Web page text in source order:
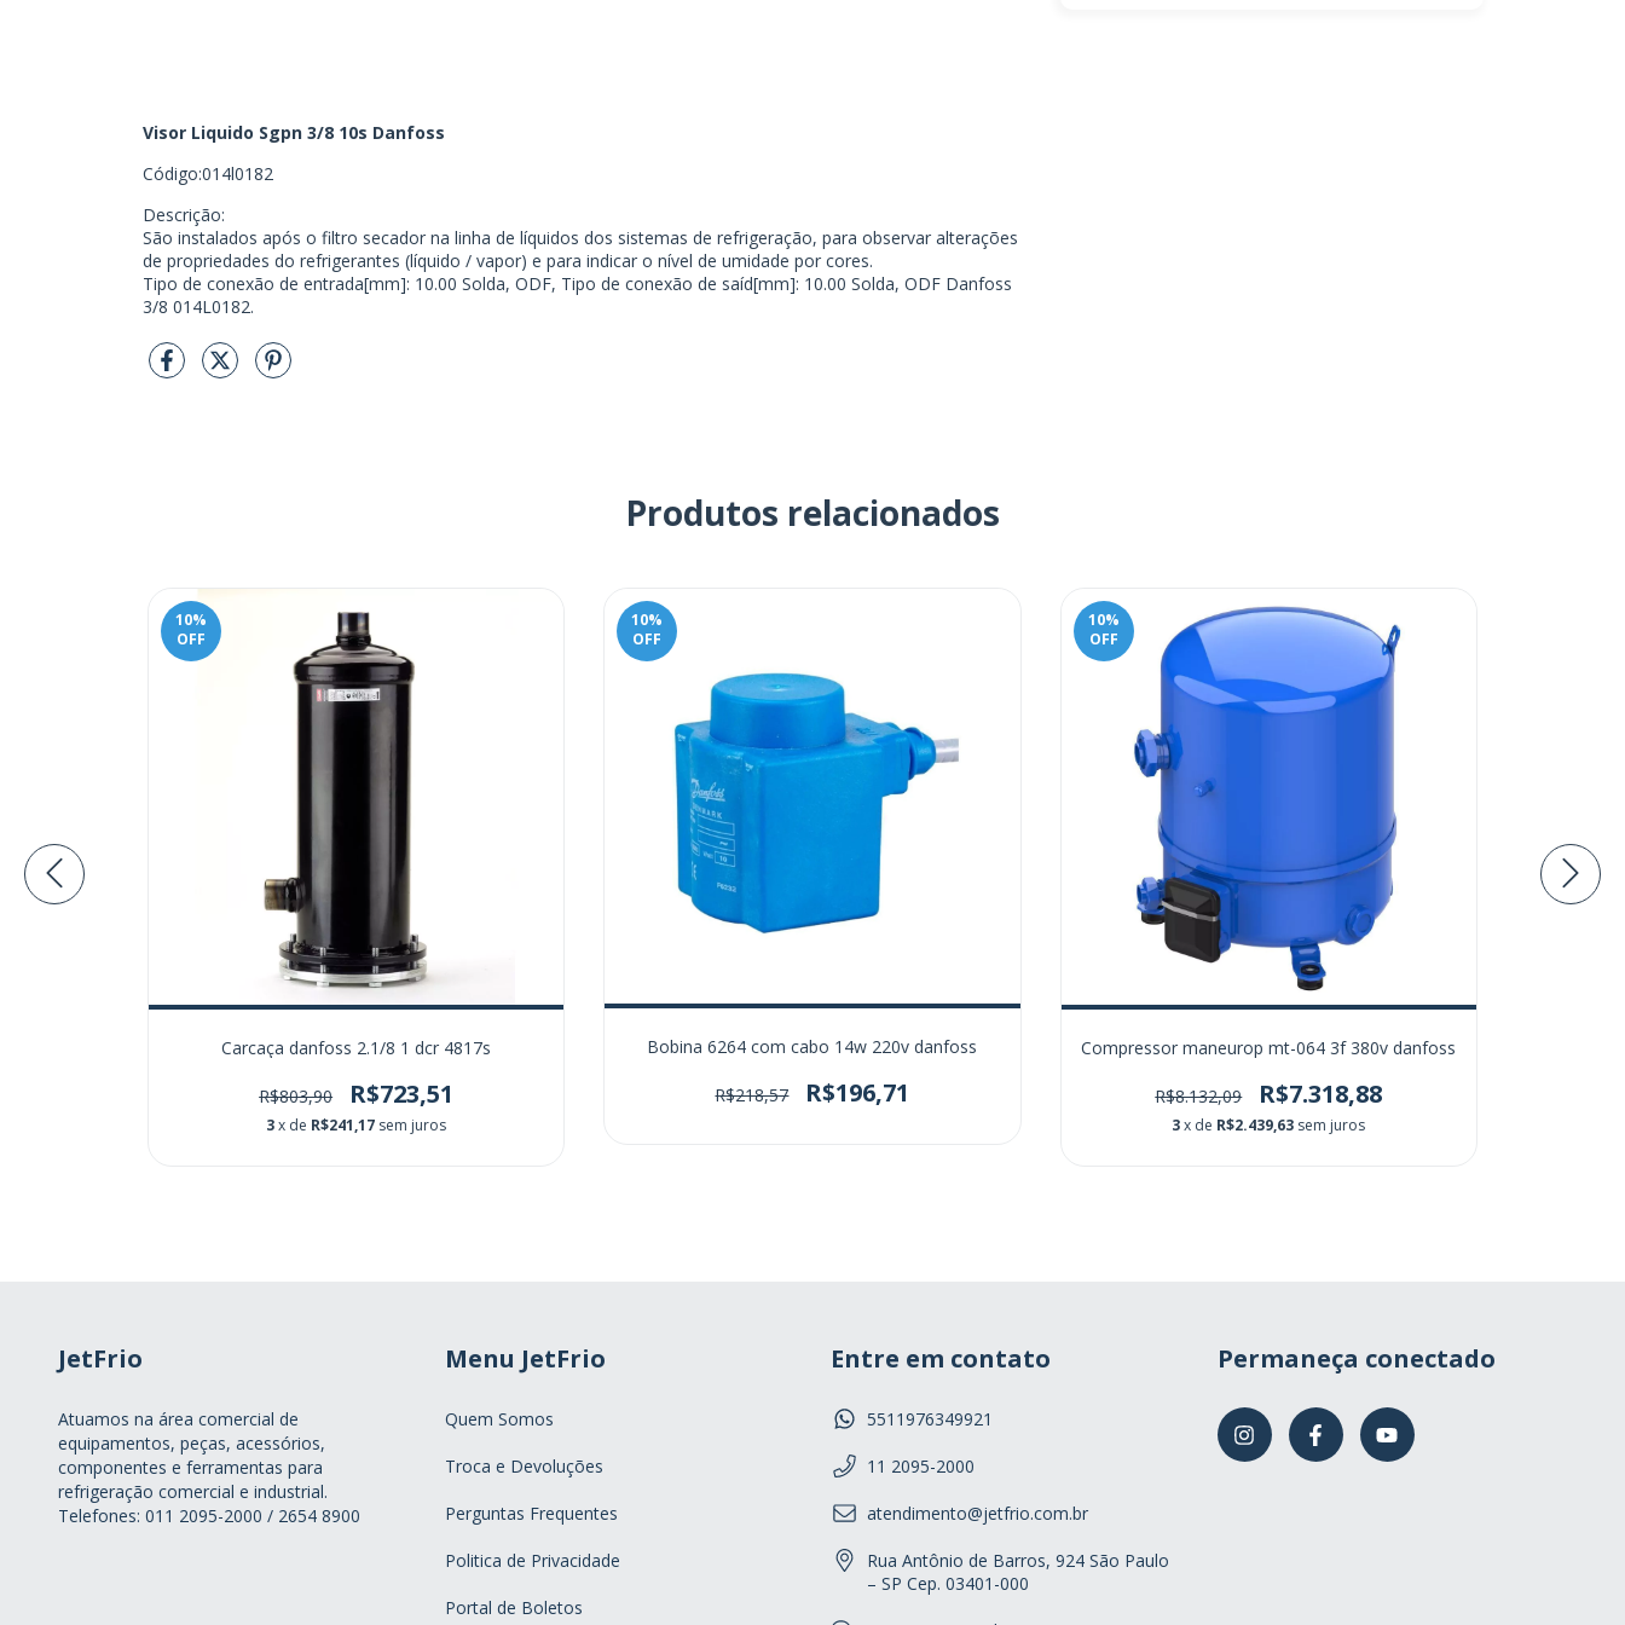
Visor Liquido Sgpn 3/8 10s Danfoss
Código:014l0182
Descrição:
São instalados após o filtro secador na linha de líquidos dos sistemas de refrigeração, para observar alterações
de propriedades do refrigerantes (líquido / vapor) e para indicar o nível de umidade por cores.
Tipo de conexão de entrada[mm]: 10.00 Solda, ODF, Tipo de conexão de saíd[mm]: 10.00 Solda, ODF Danfoss
3/8 014L0182.
Produtos relacionados
10%
OFF
Carcaça danfoss 2.1/8 1 dcr 4817s
R$803,90 R$723,51
3x de R$241,17 sem juros
10%
OFF
Bobina 6264 com cabo 14w 220v danfoss
R$218,57 R$196,71
10%
OFF
Compressor maneurop mt-064 3f 380v danfoss
R$8.132,09 R$7.318,88
3x de R$2.439,63 sem juros
JetFrio
Atuamos na área comercial de
equipamentos, peças, acessórios,
componentes e ferramentas para
refrigeração comercial e industrial.
Telefones: 011 2095-2000 / 2654 8900
Menu JetFrio
Quem Somos
Troca e Devoluções
Perguntas Frequentes
Politica de Privacidade
Portal de Boletos
Entre em contato
5511976349921
11 2095-2000
atendimento@jetfrio.com.br
Rua Antônio de Barros, 924 São Paulo
– SP Cep. 03401-000
Permaneça conectado